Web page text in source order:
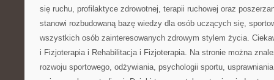
się ruchu, profilaktyce zdrowotnej, terapii ruchowej oraz
stanowi rozbudowaną bazę wiedzy dla osób uczących się,
wszystkich osób zainteresowanych zdrowym stylem życia.
i Fizjoterapia i Rehabilitacja i Fizjoterapia. Na stronie można
rozwoju sportowego, odżywiania, psychologii sportu,